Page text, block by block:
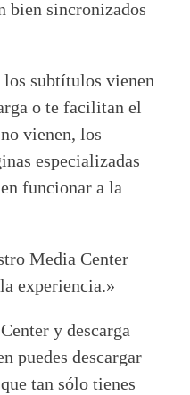
bien sincronizados
subtítulos vienen
o te facilitan el
vienen, los
especializadas
funcionar a la
Media Center
experiencia.»
y descarga
puedes descargar
tan sólo tienes